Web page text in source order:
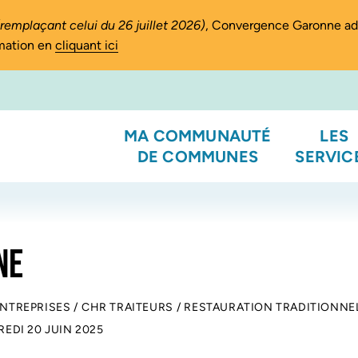
celui du 26 juillet 2026), Convergence Garonne
en cliquant ici
MA COMMUNAUTÉ
DE COMMUNES
LES
/ CHR TRAITEURS / RESTAURATION
20 JUIN 2025